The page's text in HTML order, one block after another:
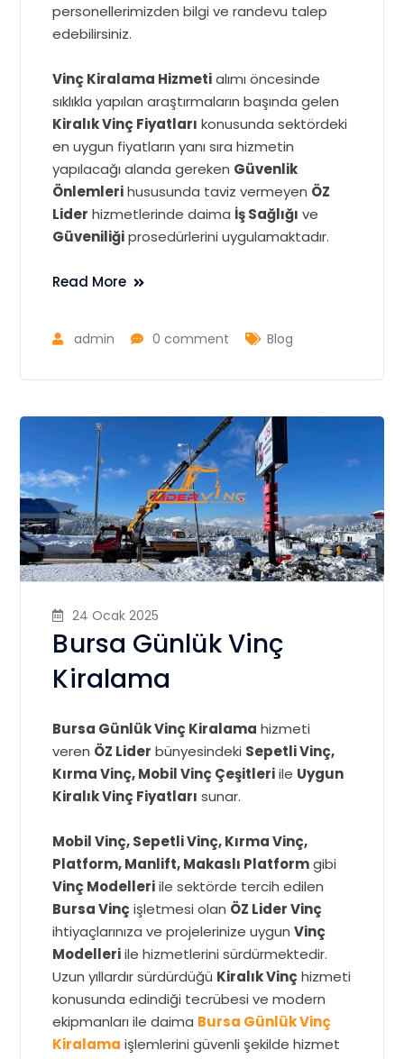
personellerimizden bilgi ve randevu talep
edebilirsiniz.
Vinç Kiralama Hizmetialımı öncesinde
sıklıkla yapılan araştırmaların başında gelen
Kiralık Vinç Fiyatları konusunda sektördeki
en uygun fiyatların yanı sıra hizmetin
yapılacağı alanda gereken Güvenlik
Önlemlerihususunda taviz vermeyen ÖZ
Lider hizmetlerinde daima İş Sağlığı ve
Güveniliğiprosedürlerini uygulamaktadır.
Read More
admin 0 comment Blog
24 Ocak 2025
Bursa Günlük Vinç
Kiralama
Bursa Günlük Vinç Kiralama hizmeti
veren ÖZ Lider bünyesindeki Sepetli Vinç,
Kırma Vinç, Mobil Vinç Çeşitleriile Uygun
Kiralık Vinç Fiyatları sunar.
Mobil Vinç, Sepetli Vinç, Kırma Vinç,
Platform, Manlift, Makaslı Platformgibi
Vinç Modelleriile sektörde tercih edilen
Bursa Vinçişletmesi olan ÖZ Lider Vinç
ihtiyaçlarınıza ve projelerinize uygunVinç
Modelleriile hizmetlerini sürdürmektedir.
Uzun yıllardır sürdürdüğü Kiralık Vinçhizmeti
konusunda edindiği tecrübesi ve modern
ekipmanları ile daima Bursa Günlük Vinç
Kiralama işlemlerini güvenli şekilde hizmet